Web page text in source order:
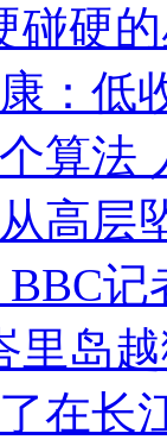
碰硬
：低
算法
高层
里岛
在长